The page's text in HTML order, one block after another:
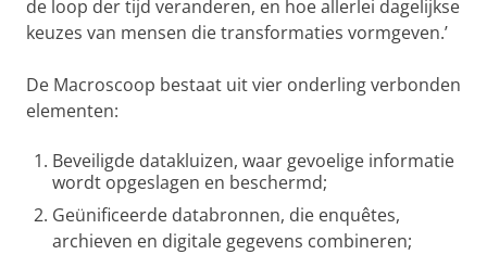
de loop der tijd veranderen, en hoe allerlei dagelijkse
keuzes van mensen die transformaties vormgeven.’
De Macroscoop bestaat uit vier onderling verbonden
elementen:
Beveiligde datakluizen, waar gevoelige informatie
wordt opgeslagen en beschermd;
Geünificeerde databronnen, die enquêtes,
archieven en digitale gegevens combineren;